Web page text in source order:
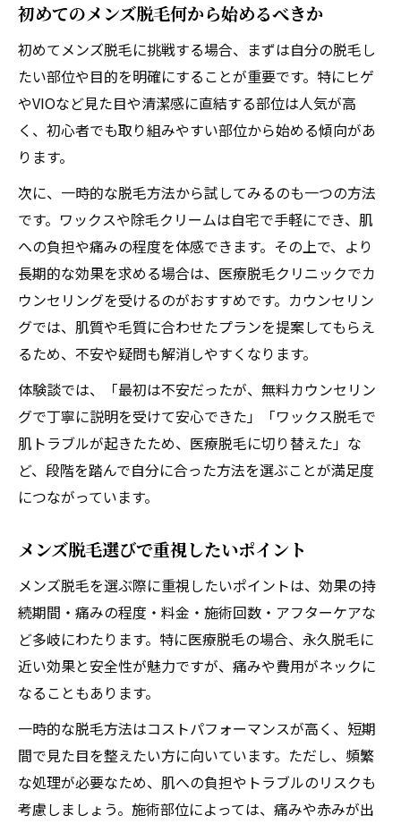
痛みが気になる男性必見の脱毛体験談
メンズ脱毛の痛み実体験と対策方法
医療脱毛は痛い？体験者の声を紹介
痛み軽減に役立つメンズ脱毛の工夫
痛みに弱い男性向けの脱毛アドバイス
初めてのメンズ脱毛何から始めるべきか
初めてメンズ脱毛に挑戦する場合、まずは自分の脱毛し
たい部位や目的を明確にすることが重要です。特にヒゲ
やVIOなど見た目や清潔感に直結する部位は人気が高
く、初心者でも取り組みやすい部位から始める傾向があ
ります。
次に、一時的な脱毛方法から試してみるのも一つの方法
です。ワックスや除毛クリームは自宅で手軽にでき、肌
への負担や痛みの程度を体感できます。その上で、より
長期的な効果を求める場合は、医療脱毛クリニックでカ
ウンセリングを受けるのがおすすめです。カウンセリン
グでは、肌質や毛質に合わせたプランを提案してもらえ
るため、不安や疑問も解消しやすくなります。
体験談では、「最初は不安だったが、無料カウンセリン
グで丁寧に説明を受けて安心できた」「ワックス脱毛で
肌トラブルが起きたため、医療脱毛に切り替えた」な
ど、段階を踏んで自分に合った方法を選ぶことが満足度
につながっています。
メンズ脱毛選びで重視したいポイント
メンズ脱毛を選ぶ際に重視したいポイントは、効果の持
続期間・痛みの程度・料金・施術回数・アフターケアな
ど多岐にわたります。特に医療脱毛の場合、永久脱毛に
近い効果と安全性が魅力ですが、痛みや費用がネックに
なることもあります。
一時的な脱毛方法はコストパフォーマンスが高く、短期
間で見た目を整えたい方に向いています。ただし、頻繁
な処理が必要なため、肌への負担やトラブルのリスクも
考慮しましょう。施術部位によっては、痛みや赤みが出